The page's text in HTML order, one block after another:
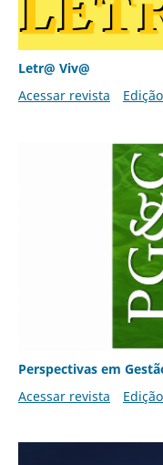
Letr@ Viv@
Acessar revista
Perspectivas em
Acessar revista